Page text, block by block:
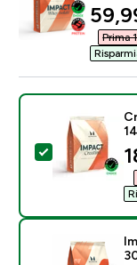
Prima
Seleziona